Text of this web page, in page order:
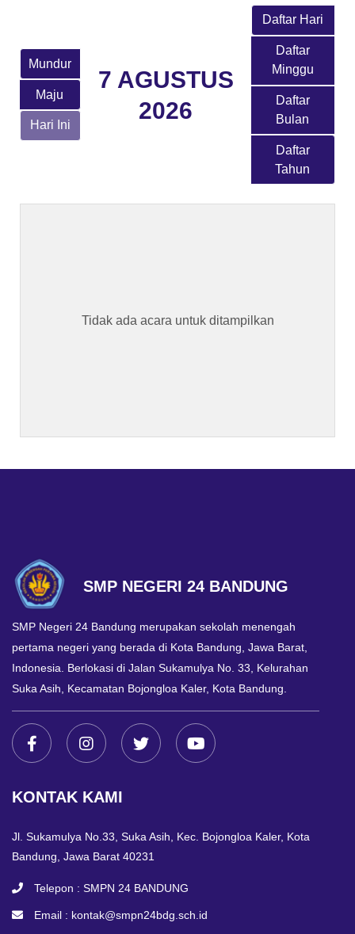
Mundur
Maju
Hari Ini
7 AGUSTUS
2026
Daftar Hari
Daftar
Minggu
Daftar
Bulan
Daftar
Tahun
Tidak ada acara untuk ditampilkan
SMP NEGERI 24 BANDUNG
SMP Negeri 24 Bandung merupakan sekolah menengah
pertama negeri yang berada di Kota Bandung, Jawa Barat,
Indonesia. Berlokasi di Jalan Sukamulya No. 33, Kelurahan
Suka Asih, Kecamatan Bojongloa Kaler, Kota Bandung.
KONTAK KAMI
Jl. Sukamulya No.33, Suka Asih, Kec. Bojongloa Kaler, Kota
Bandung, Jawa Barat 40231
Telepon : SMPN 24 BANDUNG
Email : kontak@smpn24bdg.sch.id